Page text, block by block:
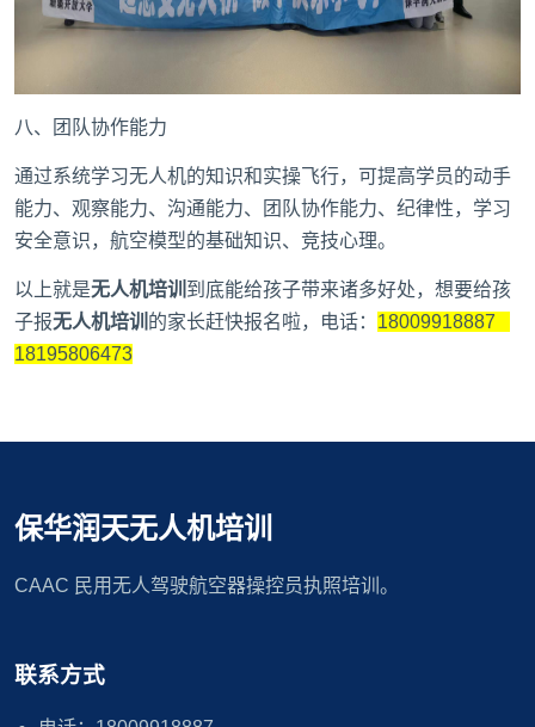
八、团队协作能力
通过系统学习无人机的知识和实操飞行，可提高学员的动手
能力、观察能力、沟通能力、团队协作能力、纪律性，学习
安全意识，航空模型的基础知识、竞技心理。
以上就是无人机培训 到底能给孩子带来诸多好处，想要给孩
子报无人机培训 的家长赶快报名啦，电话： 18009918887
18195806473
保华润天无人机培训
CAAC 民用无人驾驶航空器操控员执照培训。
联系方式